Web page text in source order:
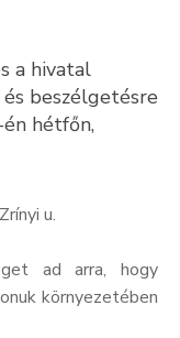
a hivatal
beszélgetésre
hétfőn,
u.
ad arra, hogy
környezetében